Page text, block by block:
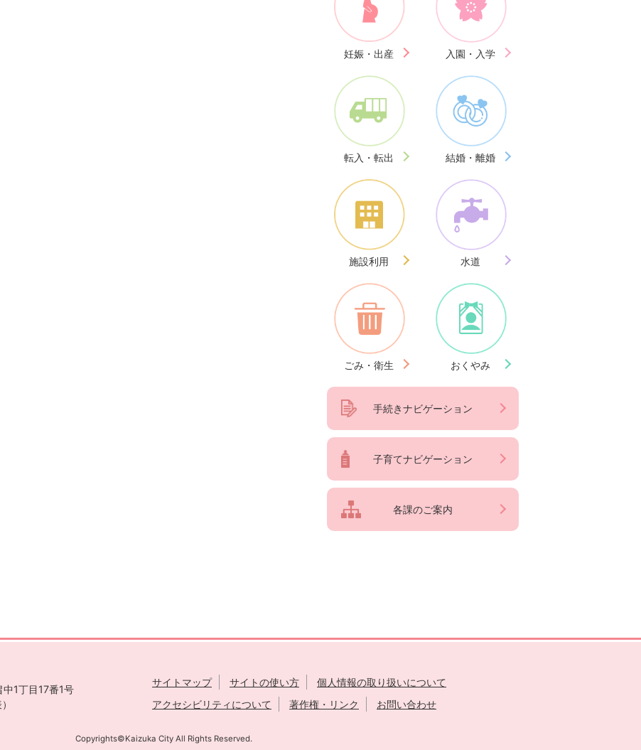
妊娠・出産 入園・入学
転入・転出 結婚・離婚
施設利用 水道
ごみ・衛生 おくやみ
手続きナビゲーション
子育てナビゲーション
各課のご案内
1丁目17番1号
サイトマップ サイトの使い方
個人情報の取り扱いについて
アクセシビリティについて
著作権・リンク お問い合わせ
Copyrights©Kaizuka City All Rights Reserved.